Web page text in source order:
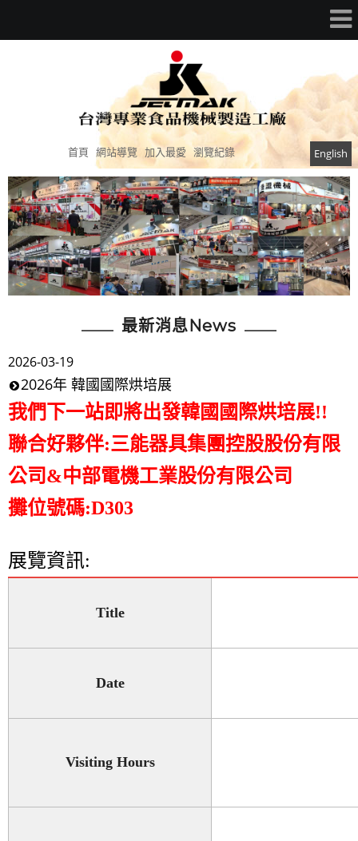
首頁 網站導覽 加入最愛 English
瀏覽紀錄
最新消息News
2026-03-19
2026年 韓國國際烘培展
我們下一站即將出發韓國國際烘培展!!
聯合好夥伴:三能器具集團控股股份有限
公司&中部電機工業股份有限公司
攤位號碼:D303
展覽資訊:
Title
Date
Visiting Hours